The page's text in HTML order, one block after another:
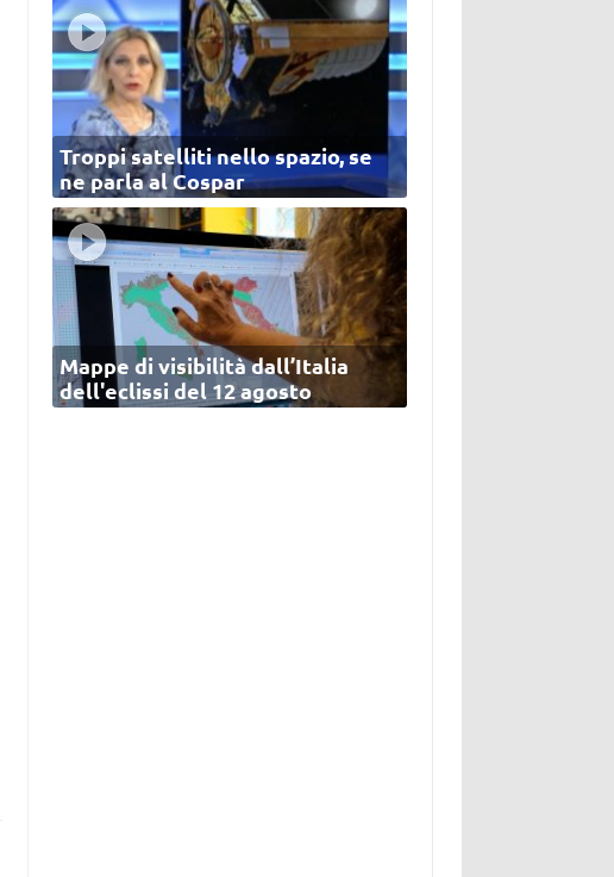
Troppi satelliti nello spazio, se
ne parla al Cospar
Mappe di visibilità dall’Italia
dell'eclissi del 12 agosto